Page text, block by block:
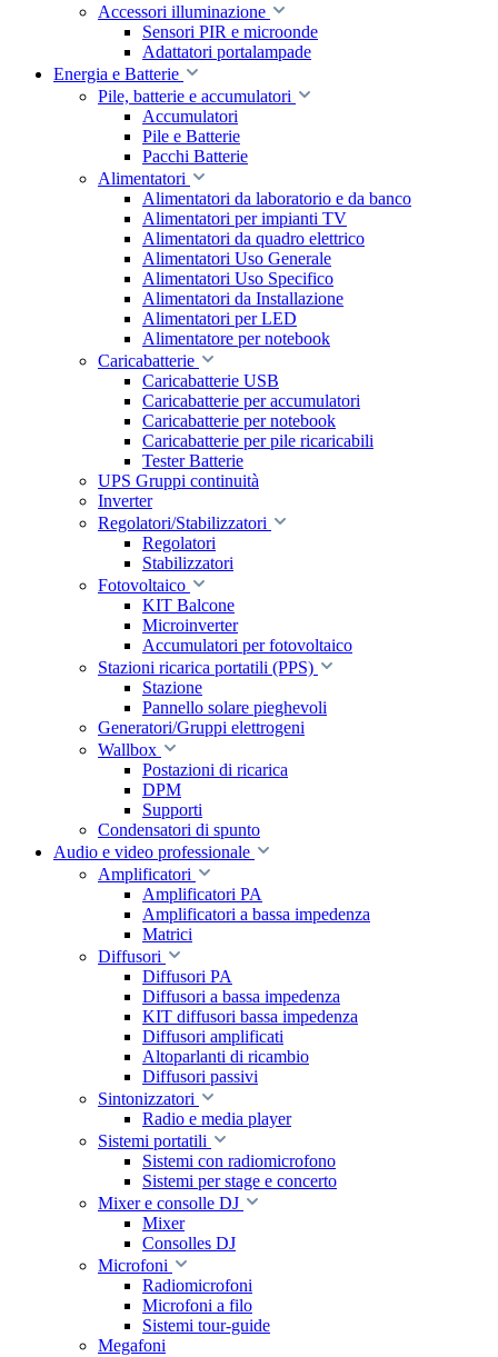
Accessori illuminazione
Sensori PIR e microonde
Adattatori portalampade
Energia e Batterie
Pile, batterie e accumulatori
Accumulatori
Pile e Batterie
Pacchi Batterie
Alimentatori
Alimentatori da laboratorio e da banco
Alimentatori per impianti TV
Alimentatori da quadro elettrico
Alimentatori Uso Generale
Alimentatori Uso Specifico
Alimentatori da Installazione
Alimentatori per LED
Alimentatore per notebook
Caricabatterie
Caricabatterie USB
Caricabatterie per accumulatori
Caricabatterie per notebook
Caricabatterie per pile ricaricabili
Tester Batterie
UPS Gruppi continuità
Inverter
Regolatori/Stabilizzatori
Regolatori
Stabilizzatori
Fotovoltaico
KIT Balcone
Microinverter
Accumulatori per fotovoltaico
Stazioni ricarica portatili (PPS)
Stazione
Pannello solare pieghevoli
Generatori/Gruppi elettrogeni
Wallbox
Postazioni di ricarica
DPM
Supporti
Condensatori di spunto
Audio e video professionale
Amplificatori
Amplificatori PA
Amplificatori a bassa impedenza
Matrici
Diffusori
Diffusori PA
Diffusori a bassa impedenza
KIT diffusori bassa impedenza
Diffusori amplificati
Altoparlanti di ricambio
Diffusori passivi
Sintonizzatori
Radio e media player
Sistemi portatili
Sistemi con radiomicrofono
Sistemi per stage e concerto
Mixer e consolle DJ
Mixer
Consolles DJ
Microfoni
Radiomicrofoni
Microfoni a filo
Sistemi tour-guide
Megafoni